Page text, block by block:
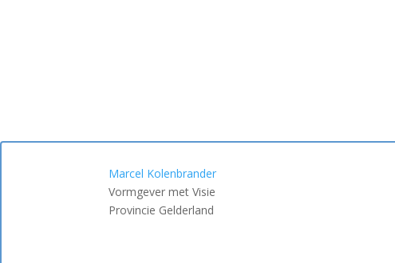
Marcel Kolenbrander
Vormgever met Visie
Provincie Gelderland